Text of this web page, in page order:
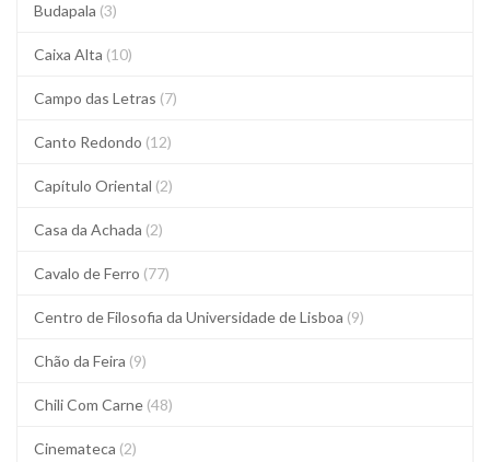
Budapala (3)
Caixa Alta (10)
Campo das Letras (7)
Canto Redondo (12)
Capítulo Oriental (2)
Casa da Achada (2)
Cavalo de Ferro (77)
Centro de Filosofia da Universidade de Lisboa (9)
Chão da Feira (9)
Chili Com Carne (48)
Cinemateca (2)